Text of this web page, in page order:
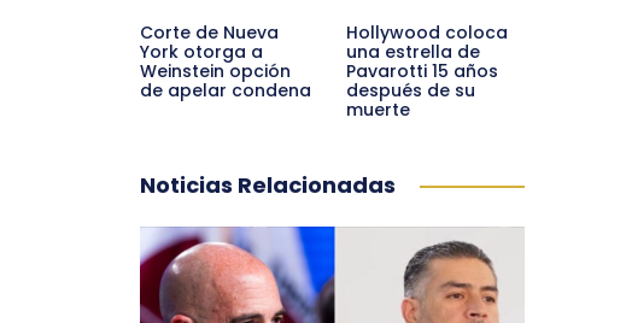
Corte de Nueva
York otorga a
Weinstein opción
de apelar condena
Hollywood coloca
una estrella de
Pavarotti 15 años
después de su
muerte
Noticias Relacionadas